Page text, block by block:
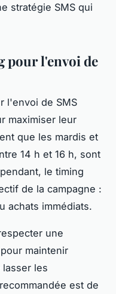
stratégie SMS qui
pour l'envoi de
l'envoi de SMS
maximiser leur
que les mardis et
14 h et 16 h, sont
le timing
de la campagne :
achats immédiats.
une
pour maintenir
les
est de